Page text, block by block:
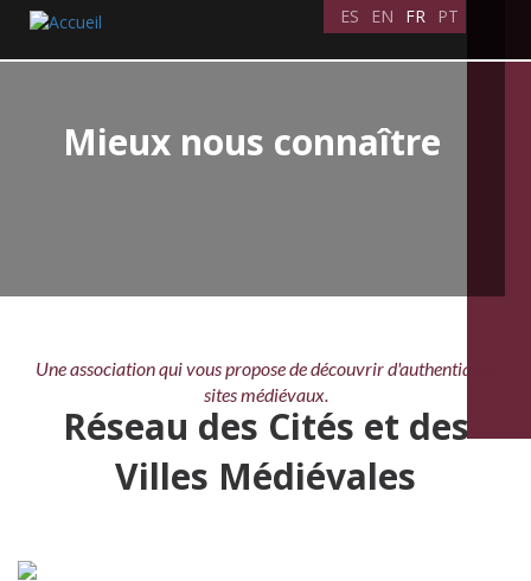
Aller
contenu
ES EN FR PT
Mieux nous connaître
Une association qui vous propose de découvrir d'authentiques
sites médiévaux.
Réseau des Cités et des
Villes Médiévales